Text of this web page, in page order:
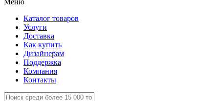
Меню
Каталог товаров
Услуги
Доставка
Как купить
Дизайнерам
Поддержка
Компания
Контакты